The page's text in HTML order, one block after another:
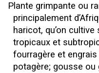
Plante grimpante ou
principalement
haricot, qu’on
tropicaux et
fourragère et
potagère; gousse ou